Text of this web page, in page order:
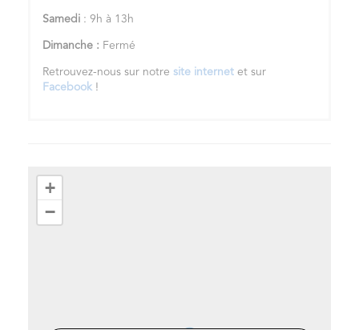
Samedi : 9h à 13h
Dimanche : Fermé
Retrouvez-nous sur notre site internet et sur
Facebook !
+
−